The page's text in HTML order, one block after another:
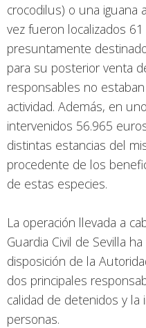
crocodilus) o una iguana
vez fueron localizados
presuntamente
para su posterior venta
responsables no
actividad. Además, en
intervenidos 56.965
distintas estancias del
procedente de los
de estas especies.
La operación llevada a
Guardia Civil de Sevilla
disposición de la
dos principales
calidad de detenidos y la
personas.